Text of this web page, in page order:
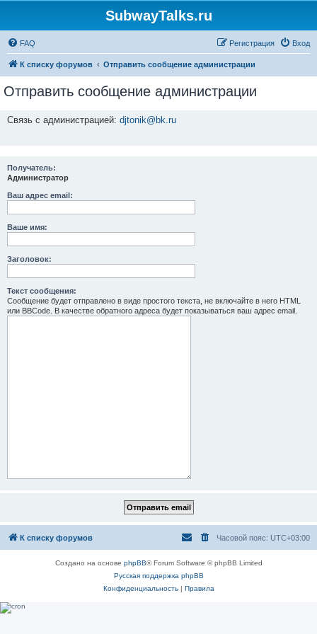
SubwayTalks.ru
FAQ Вход
Регистрация
К списку форумов Отправить сообщение администрации
Отправить сообщение администрации
Связь с администрацией: djtonik@bk.ru
Получатель:
Администратор
Ваш адрес email:
Ваше имя:
Заголовок:
Текст сообщения:
Сообщение будет отправлено в виде простого текста, не включайте в него HTML
или BBCode. В качестве обратного адреса будет показываться ваш адрес email.
К списку форумов Часовой пояс: UTC+03:00
Создано на основе phpBB® Forum Software © phpBB Limited
Русская поддержка phpBB
Конфиденциальность| Правила